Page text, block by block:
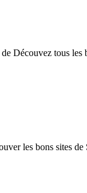
Découvez tous
les bons sites